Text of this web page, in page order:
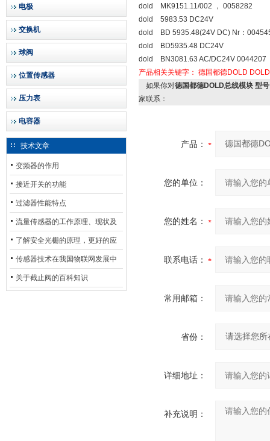
电极
交换机
球阀
位置传感器
压力表
电容器
技术文章
变频器的作用
接近开关的功能
过滤器性能特点
流量传感器的工作原理、现状及
其发展前景
了解安全光栅的原理，更好的应
用安全光栅
传感器技术在我国物联网发展中
的地位*
关于截止阀的百科知识
dold MK9151.11/002 ， 0058282
dold 5983.53 DC24V
dold BD 5935.48(24V DC) Nr：
dold BD5935.48 DC24V
dold BN3081.63 AC/DC24V 0044207
产品相关关键字： 德国都德DOLD
如果你对德国都德DOLD总线模块 型
家联系：
产品：
您的单位：
您的姓名：
联系电话：
常用邮箱：
省份：
详细地址：
补充说明：